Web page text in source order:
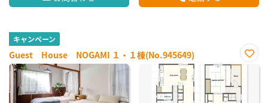
キャンペーン
Guest House NOGAMI １・１棟(No.945649)
お気
り登
録